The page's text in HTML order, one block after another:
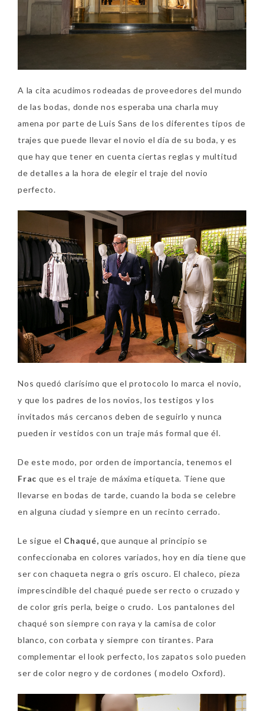
A la cita acudimos rodeadas de proveedores del mundo
de las bodas, donde nos esperaba una charla muy
amena por parte de Luis Sans de los diferentes tipos de
trajes que puede llevar el novio el día de su boda, y es
que hay que tener en cuenta ciertas reglas y multitud
de detalles a la hora de elegir el traje del novio
perfecto.
Nos quedó clarísimo que el protocolo lo marca el novio,
y que los padres de los novios, los testigos y los
invitados más cercanos deben de seguirlo y nunca
pueden ir vestidos con un traje más formal que él.
De este modo, por orden de importancia, tenemos el
Frac que es el traje de máxima etiqueta. Tiene que
llevarse en bodas de tarde, cuando la boda se celebre
en alguna ciudad y siempre en un recinto cerrado.
Le sigue el Chaqué, que aunque al principio se
confeccionaba en colores variados, hoy en día tiene que
ser con chaqueta negra o gris oscuro. El chaleco, pieza
imprescindible del chaqué puede ser recto o cruzado y
de color gris perla, beige o crudo. Los pantalones del
chaqué son siempre con raya y la camisa de color
blanco, con corbata y siempre con tirantes. Para
complementar el look perfecto, los zapatos solo pueden
ser de color negro y de cordones ( modelo Oxford).